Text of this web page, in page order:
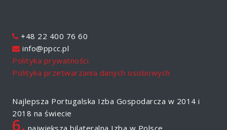
+48 22 400 76 60
info@ppcc.pl
Polityka prywatności
Polityka przetwarzania danych osobowych
Najlepsza Portugalska Izba Gospodarcza w 2014 i
2018 na świecie
6.